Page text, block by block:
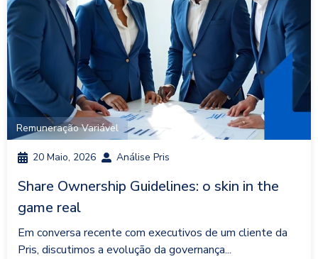
Remuneração Variável
20 Maio, 2026 Análise Pris
Share Ownership Guidelines: o skin in the
game real
Em conversa recente com executivos de um cliente da
Pris, discutimos a evolução da governança...